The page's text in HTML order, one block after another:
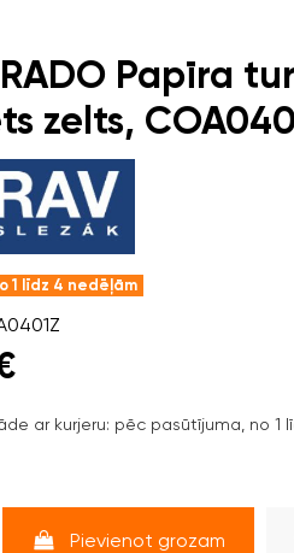
Papīra
zelts,
1 līdz 4 nedēļām
ar kurjeru: pēc pasūtījuma, no 1
Pievienot grozam